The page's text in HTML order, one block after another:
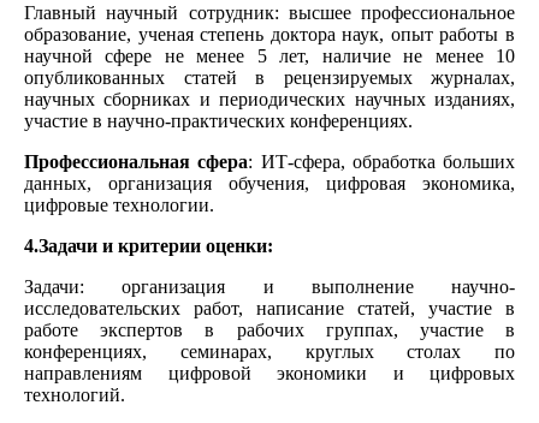
Главный научный сотрудник: высшее профессиональное
образование, ученая степень доктора наук, опыт работы в
научной сфере не менее 5 лет, наличие не менее 10
опубликованных статей в рецензируемых журналах,
научных сборниках и периодических научных изданиях,
участие в научно-практических конференциях.
Профессиональная сфера: ИТ-сфера, обработка больших
данных, организация обучения, цифровая экономика,
цифровые технологии.
4.Задачи и критерии оценки:
Задачи: организация и выполнение научно-
исследовательских работ, написание статей, участие в
работе экспертов в рабочих группах, участие в
конференциях, семинарах, круглых столах по
направлениям цифровой экономики и цифровых
технологий.